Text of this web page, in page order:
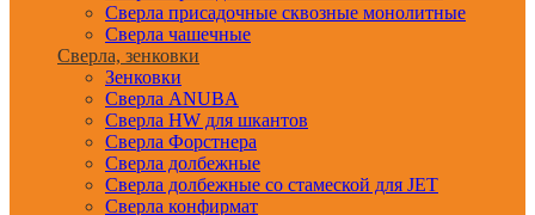
Сверла присадочные сквозные монолитные
Сверла чашечные
Сверла, зенковки
Зенковки
Сверла ANUBA
Сверла HW для шкантов
Сверла Форстнера
Сверла долбежные
Сверла долбежные со стамеской для JET
Сверла конфирмат